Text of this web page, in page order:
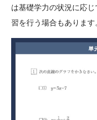
は基礎学力の状況に応
習を行う場合もあります